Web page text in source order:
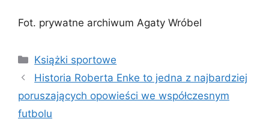
Fot. prywatne archiwum Agaty Wróbel
Kategorie
Książki sportowe
Historia Roberta Enke to jedna z najbardziej
poruszających opowieści we współczesnym
futbolu